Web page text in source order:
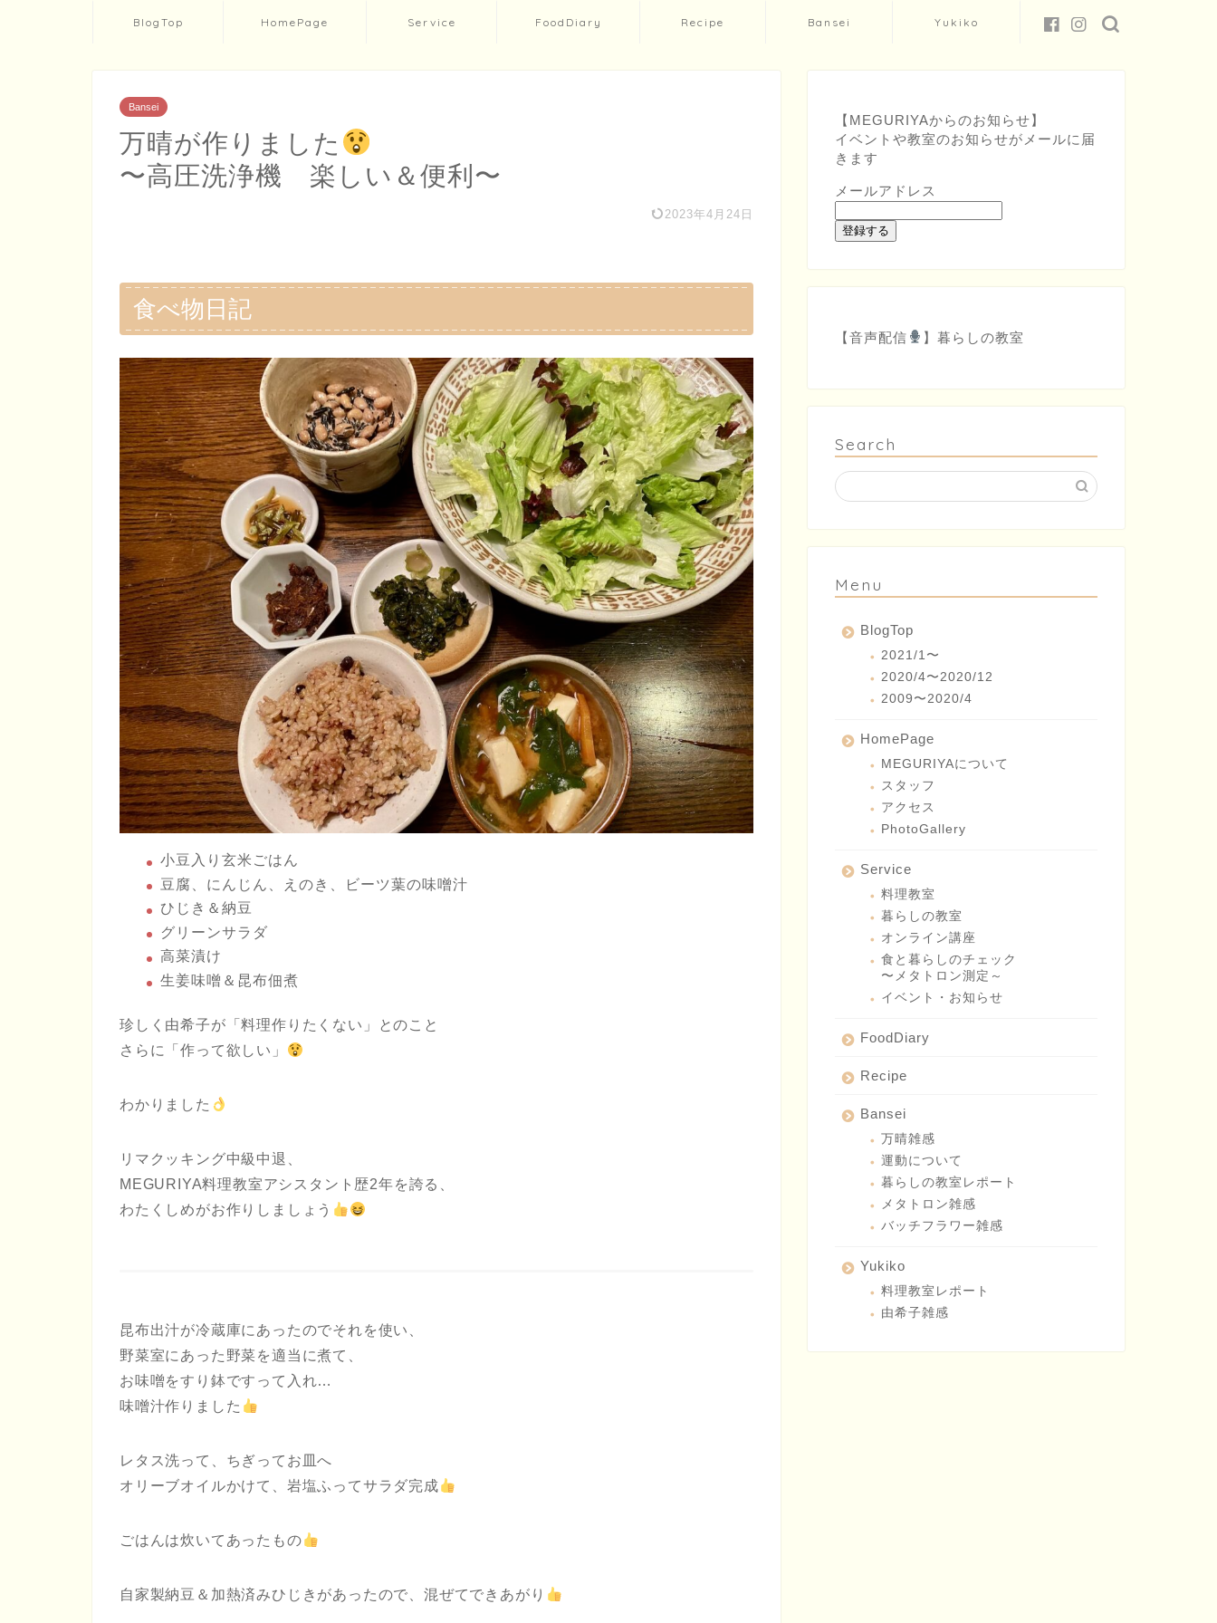
BlogTop HomePage Service FoodDiary Recipe Bansei Yukiko
Bansei
万晴が作りました
〜高圧洗浄機 楽しい＆便利〜
2023年4月24日
食べ物日記
小豆入り玄米ごはん
豆腐、にんじん、えのき、ビーツ葉の味噌汁
ひじき＆納豆
グリーンサラダ
高菜漬け
生姜味噌＆昆布佃煮
珍しく由希子が「料理作りたくない」とのこと
さらに「作って欲しい」
わかりました
リマクッキング中級中退、
MEGURIYA料理教室アシスタント歴2年を誇る、
わたくしめがお作りしましょう
昆布出汁が冷蔵庫にあったのでそれを使い、
野菜室にあった野菜を適当に煮て、
お味噌をすり鉢ですって入れ…
味噌汁作りました
レタス洗って、ちぎってお皿へ
オリーブオイルかけて、岩塩ふってサラダ完成
ごはんは炊いてあったもの
自家製納豆＆加熱済みひじきがあったので、混ぜてできあがり
【MEGURIYAからのお知らせ】
イベントや教室のお知らせがメールに届
きます
メールアドレス
登録する
【音声配信 】暮らしの教室
Search
Menu
BlogTop
2021/1〜
2020/4〜2020/12
2009〜2020/4
HomePage
MEGURIYAについて
スタッフ
アクセス
PhotoGallery
Service
料理教室
暮らしの教室
オンライン講座
食と暮らしのチェック
〜メタトロン測定～
イベント・お知らせ
FoodDiary
Recipe
Bansei
万晴雑感
運動について
暮らしの教室レポート
メタトロン雑感
バッチフラワー雑感
Yukiko
料理教室レポート
由希子雑感